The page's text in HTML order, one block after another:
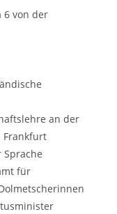
6 von der
an der
Frankfurt
für